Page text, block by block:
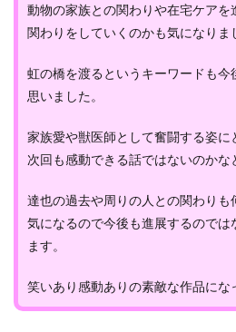
動物の家族との関わりや在宅ケアを
関わりをしていくのかも気になりま
虹の橋を渡るというキーワードも今
思いました。
家族愛や獣医師として奮闘する姿に
次回も感動できる話ではないのかな
達也の過去や周りの人との関わりも
気になるので今後も進展するので
ます。
笑いあり感動ありの素敵な作品にな